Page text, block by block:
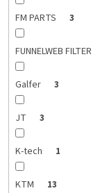
FM PARTS 3
FUNNELWEB FILTER
Galfer 3
JT 3
K-tech 1
KTM 13